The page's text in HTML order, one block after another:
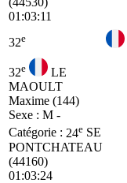
01:03:11
32e
32e
LE
MAOULT
Maxime (144)
Sexe : M -
Catégorie : 24e SE
PONTCHATEAU
(44160)
01:03:24